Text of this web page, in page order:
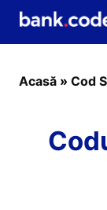
Acasă » Cod